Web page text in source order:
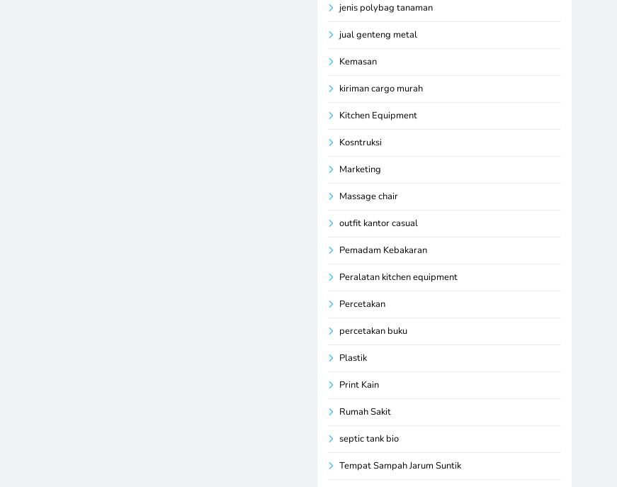
jenis polybag tanaman
jual genteng metal
Kemasan
kiriman cargo murah
Kitchen Equipment
Kosntruksi
Marketing
Massage chair
outfit kantor casual
Pemadam Kebakaran
Peralatan kitchen equipment
Percetakan
percetakan buku
Plastik
Print Kain
Rumah Sakit
septic tank bio
Tempat Sampah Jarum Suntik